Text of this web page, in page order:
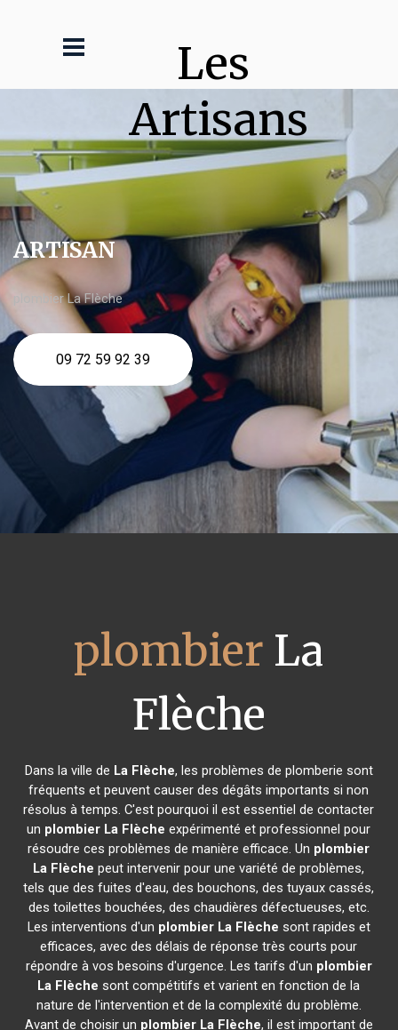
Les
Artisans
ARTISAN
plombier La Flèche
09 72 59 92 39
plombier La
Flèche
Dans la ville de La Flèche, les problèmes de plomberie sont
fréquents et peuvent causer des dégâts importants si non
résolus à temps. C'est pourquoi il est essentiel de contacter
un plombier La Flèche expérimenté et professionnel pour
résoudre ces problèmes de manière efficace. Un plombier
La Flèche peut intervenir pour une variété de problèmes,
tels que des fuites d'eau, des bouchons, des tuyaux cassés,
des toilettes bouchées, des chaudières défectueuses, etc.
Les interventions d'un plombier La Flèche sont rapides et
efficaces, avec des délais de réponse très courts pour
répondre à vos besoins d'urgence. Les tarifs d'un plombier
La Flèche sont compétitifs et varient en fonction de la
nature de l'intervention et de la complexité du problème.
Avant de choisir un plombier La Flèche, il est important de